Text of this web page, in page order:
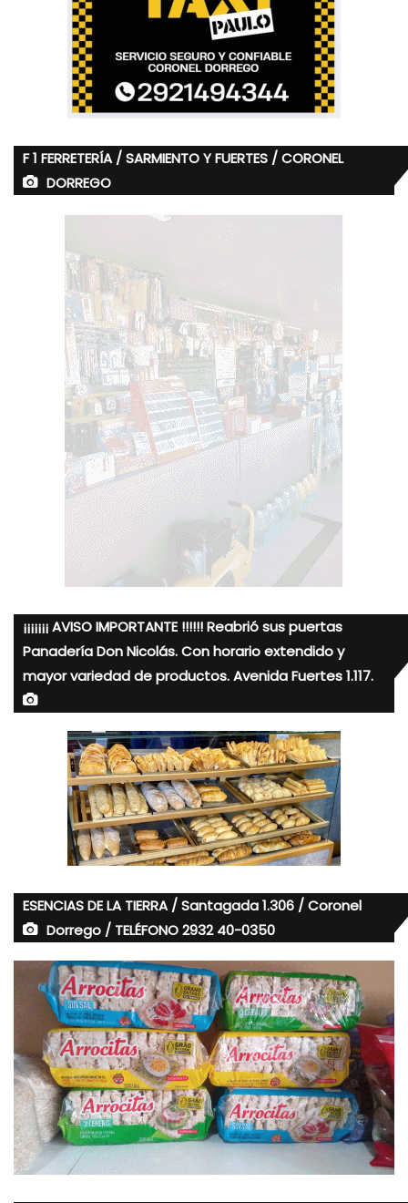
F 1 FERRETERÍA / SARMIENTO Y FUERTES / CORONEL
DORREGO
¡¡¡¡¡¡¡ AVISO IMPORTANTE !!!!!! Reabrió sus puertas
Panadería Don Nicolás. Con horario extendido y
mayor variedad de productos. Avenida Fuertes 1.117.
ESENCIAS DE LA TIERRA / Santagada 1.306 / Coronel
Dorrego / TELÉFONO 2932 40-0350